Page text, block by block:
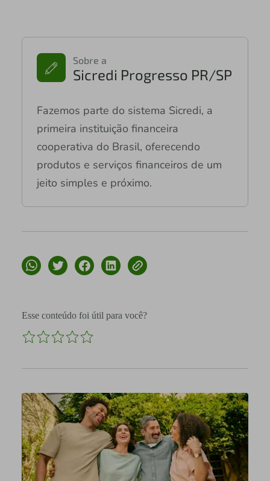
Sobre a
Sicredi Progresso PR/SP
Fazemos parte do sistema Sicredi, a
primeira instituição financeira
cooperativa do Brasil, oferecendo
produtos e serviços financeiros de um
jeito simples e próximo.
Esse conteúdo foi útil para você?